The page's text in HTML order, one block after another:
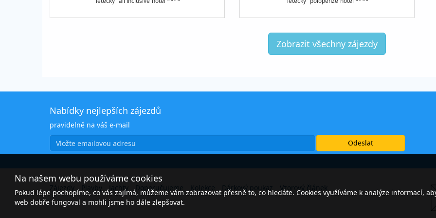
Zobrazit všechny zájezdy
Nabídky nejlepších zájezdů
pravidelně na váš e-mail
Zájezdy Jachty Doporučujeme Kolekce Dárkový poukaz Vzorový článek
Na našem webu používáme cookies
Pokud lépe pochopíme, co vás zajímá, můžeme vám zobrazovat přesně to, co hledáte. Cookies využíváme k analýze informací,
web dobře fungoval a mohli jsme ho dále zlepšovat.